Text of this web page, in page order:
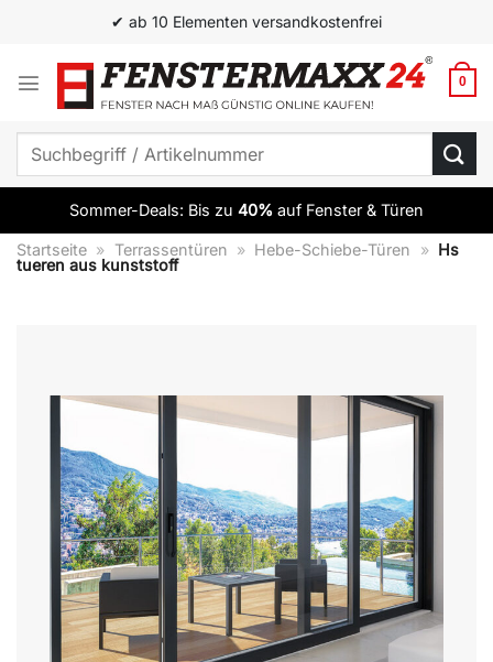
springen
✔ Top Qualität zum besten Preis
0
Suchen
Sommer-Deals: Bis zu 40% auf Fenster & Türen
Startseite » Terrassentüren » Hebe-Schiebe-Türen » Hs
tueren aus kunststoff